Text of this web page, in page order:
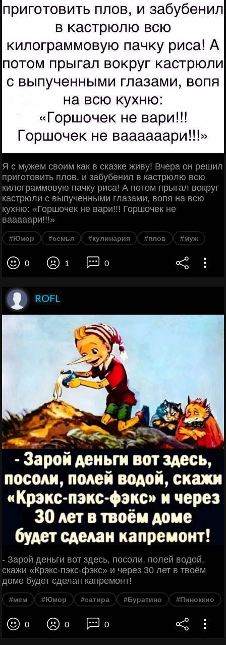
Я с мужем своим как в сказке живу! Вчера он решил
приготовить плов, и забубенил в кастрюлю всю
килограммовую пачку риса! А потом прыгал вокруг
кастрюли с выпученными глазами, вопя на всю
кухню: «Горшочек не вари!!! Горшочек не
вааааари!!!»
#Юмор #семья #кулинария #плов #муж
0 1 0
ROFL
- Зарой деньги вот здесь, посоли, полей водой,
скажи «Крэкс-пэкс-фэкс» и через 30 лет в твоём
доме будет сделан капремонт!
#мем #Юмор #сатира #Буратино #Пиноккио
0 0 0